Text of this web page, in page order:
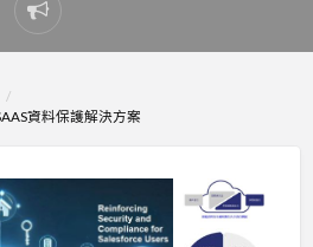
Report
problem
資料保護解決方案